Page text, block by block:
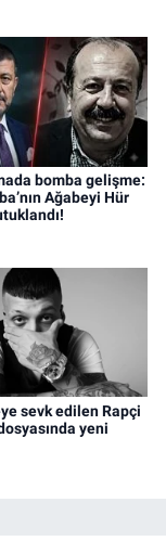
bomba gelişme:
Ağabeyi Hür
sevk edilen Rapçi
yeni